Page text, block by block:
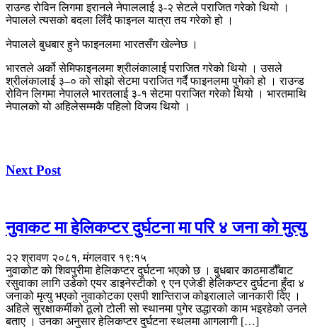
राउन्ड रोविन लिगमा इरानले नेपाललाई ३-२ सेटले पराजित गरेको थियो ।
नेपालले त्यसको बदला लिँदै फाइनल यात्रा तय गरेको हो ।
नेपालले बुधबार हुने फाइनलमा भारतसँग खेल्नेछ ।
भारतले अर्को सेमिफाइनलमा श्रीलंकालाई पराजित गरेको थियो । उसले
श्रीलंकालाई ३–० को सोझो सेटमा पराजित गर्दै फाइनलमा पुगेको हो । राउन्ड
रोविन लिगमा नेपालले भारतलाई ३-१ सेटमा पराजित गरेको थियो । भारतमाथि
नेपालको यो अहिलेसम्मकै पहिलो विजय थियो ।
Next Post
नुवाकट मा हेलिकप्टर दुर्घटना मा परि ४ जना काे मुत्यु
२२ श्रावण २०८१, मंगलवार १९:१५
नुवाकोट काे शिवपुरीमा हेलिकप्टर दुर्घटना भएको छ । बुधबार काठमाडौँबाट
रसुवाका लागि उडेको एयर डाइनेस्टीको ९ एन एजेडी हेलिकप्टर दुर्घटना हुँदा ४
जनाको मृत्यु भएको नुवाकोटका एसपी शान्तिराज कोइरालाले जानकारी दिए ।
अहिले सुरक्षाकर्मीको ठूलो टोली सो स्थानमा पुगेर उद्धारको काम भइरहेको उनले
बताए । उनका अनुसार हेलिकप्टर दुर्घटना स्थलमा आगलागी […]